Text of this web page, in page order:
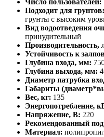
Число пользователей:
Подходит для
грунты с высоким
Вид водоотведения
принудительный
Производительность,
Устойчивость к
Глубина входа, мм:
Глубина выхода, мм:
Диаметр патрубка
Габариты
Вес, кг: 135
Энергопотребление,
Напряжение, В: 220
Рекомендованный
Материал: